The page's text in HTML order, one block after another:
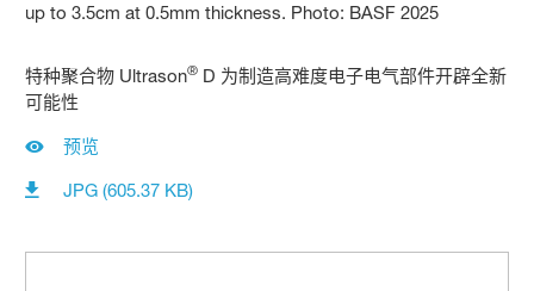
特种聚合物 Ultrason® D 为制造高难度电子电气部件开辟全新
可能性
预览
JPG (605.37 KB)